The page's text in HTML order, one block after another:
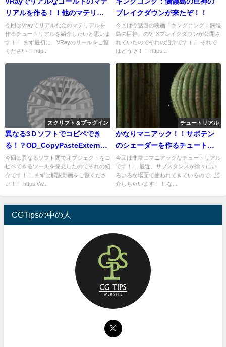
リアルを作る！！他のマテリア
ル紹介もあるよ！
今回はVrayでリアルな金のマテリアルを
作るチュートリアルを紹介したいと思いま
す！！ まず最初に、VRayのリールをご覧
ください！ http...
ブレイクダウンが来たぞ！！
今回は今話題の映画「キングコング：髑髏
島の巨神」のVFXブレイクダウンが公開さ
れていたのでそれの紹介です！！ それで
はどうぞ！！ https...
スクリプト＆プラグイン
異なる3Ｄソフトでコピペでき
る！？OD_CopyPasteExternal
の紹介！！
今回は異なるソフト間でオブジェクトをコ
ピペできるツールを発見したのでそれの紹
介です！！ まずは解説動画をご覧くださ
い！！ https://w...
チュートリアル
かなりマニアック！！サボテン
のシェーダーを作るチュートリ
アル！！
今回は非常にマニアックなチュートリアル
です！！ 最近、サブスタンスが徐々にい
ろいろな場面で使われてきているので...紹
介しちゃいます！！ な...
CGTipsの中の人